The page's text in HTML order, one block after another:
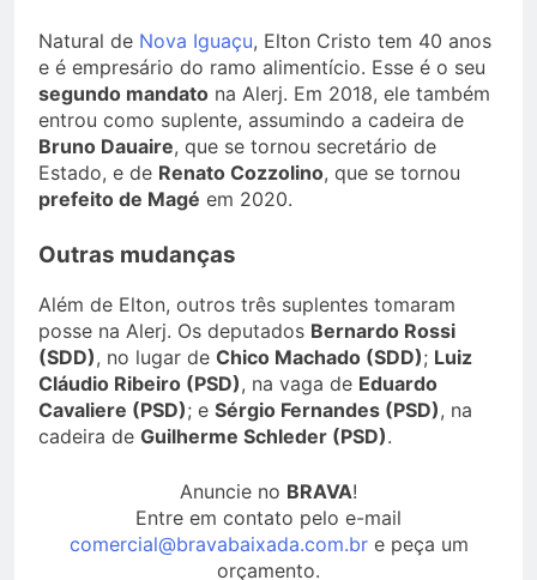
Natural de Nova Iguaçu, Elton Cristo tem 40 anos
e é empresário do ramo alimentício. Esse é o seu
segundo mandato na Alerj. Em 2018, ele também
entrou como suplente, assumindo a cadeira de
Bruno Dauaire, que se tornou secretário de
Estado, e de Renato Cozzolino, que se tornou
prefeito de Magé em 2020.
Outras mudanças
Além de Elton, outros três suplentes tomaram
posse na Alerj. Os deputados Bernardo Rossi
(SDD), no lugar de Chico Machado (SDD); Luiz
Cláudio Ribeiro (PSD), na vaga de Eduardo
Cavaliere (PSD); e Sérgio Fernandes (PSD), na
cadeira de Guilherme Schleder (PSD).
Anuncie no BRAVA!
Entre em contato pelo e-mail
comercial@bravabaixada.com.bre peça um
orçamento.